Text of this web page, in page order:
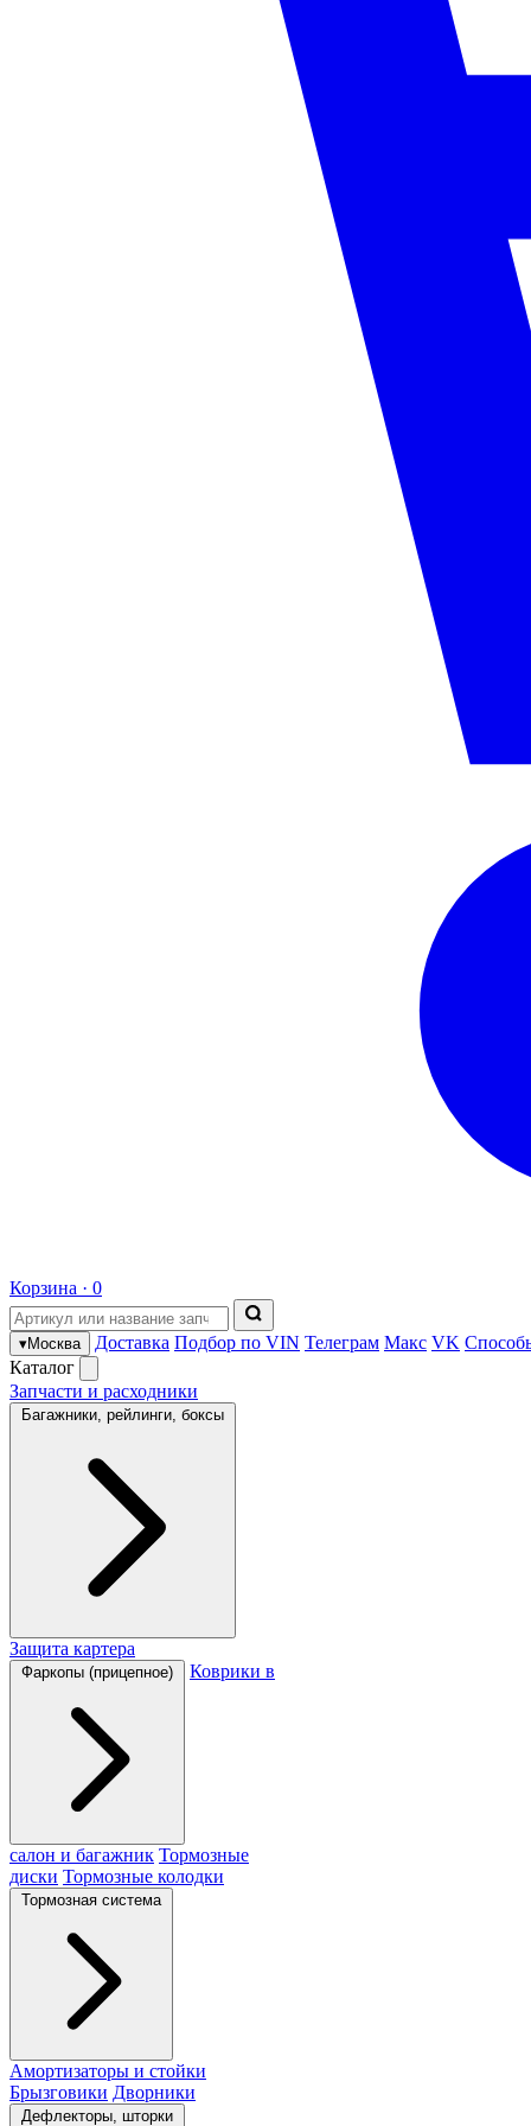
Корзина · 0
▾Москва Доставка Подбор по VIN Телеграм Макс VK
Каталог
Запчасти и расходники
Багажники, рейлинги, боксы
Защита картера
Фаркопы (прицепное) Коврики в
салон и багажник Тормозные
диски Тормозные колодки
Тормозная система
Амортизаторы и стойки
Брызговики Дворники
Дефлекторы, шторки